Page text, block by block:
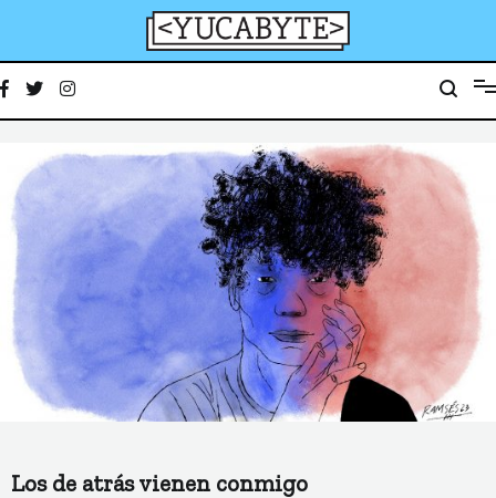
YucaByte
Los de atrás vienen conmigo